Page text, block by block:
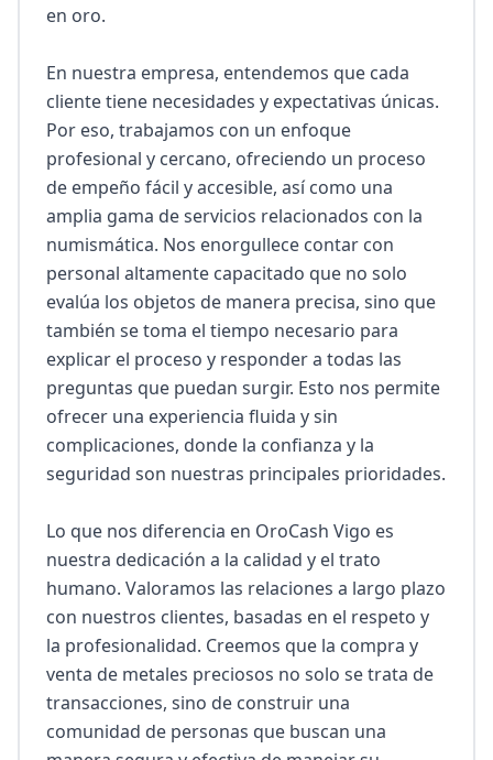
en oro.
En nuestra empresa, entendemos que cada
cliente tiene necesidades y expectativas únicas.
Por eso, trabajamos con un enfoque
profesional y cercano, ofreciendo un proceso
de empeño fácil y accesible, así como una
amplia gama de servicios relacionados con la
numismática. Nos enorgullece contar con
personal altamente capacitado que no solo
evalúa los objetos de manera precisa, sino que
también se toma el tiempo necesario para
explicar el proceso y responder a todas las
preguntas que puedan surgir. Esto nos permite
ofrecer una experiencia fluida y sin
complicaciones, donde la confianza y la
seguridad son nuestras principales prioridades.
Lo que nos diferencia en OroCash Vigo es
nuestra dedicación a la calidad y el trato
humano. Valoramos las relaciones a largo plazo
con nuestros clientes, basadas en el respeto y
la profesionalidad. Creemos que la compra y
venta de metales preciosos no solo se trata de
transacciones, sino de construir una
comunidad de personas que buscan una